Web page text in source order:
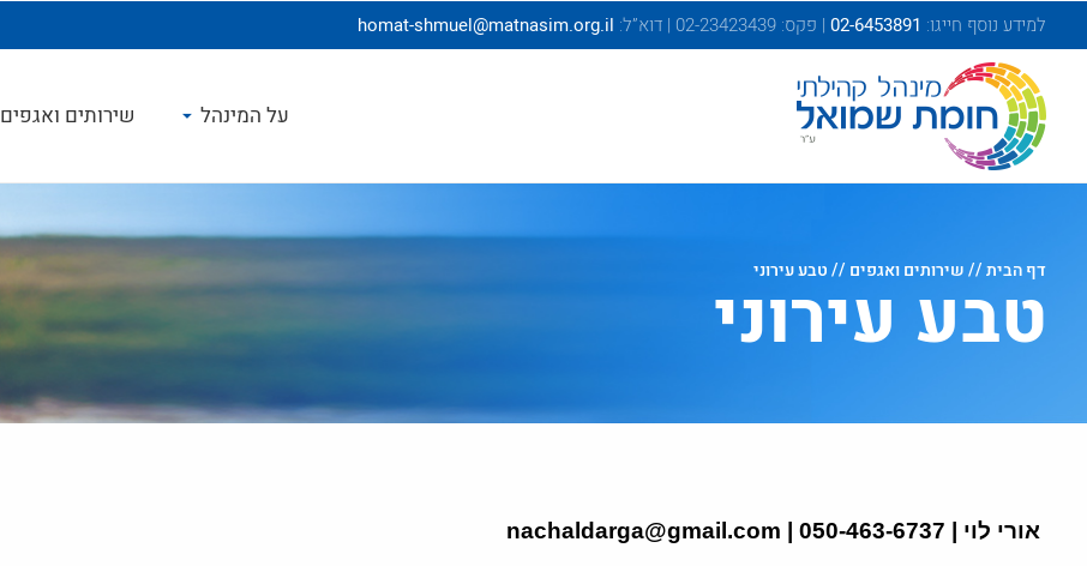
בְּאֲתָר
זֶה
מֻפְעֶלֶת
מַעֲרֶכֶת
"המרכז
הישראלי
לְהַנְגָּשָׁת
לִנְגִישׁוּת
הָאֲתָר.
לִפְתִיחַת
לְחַץ
למידע נוסף חייגו: 02-6453891 | פקס: 02-23423439 | דוא”ל: homat-shmuel@matnasim.org.il
על המינהל שירותים ואגפים
דף הבית//שירותים ואגפים // טבע עירוני
טבע עירוני
אורי לוי | 050-463-6737 | nachaldarga@gmail.com